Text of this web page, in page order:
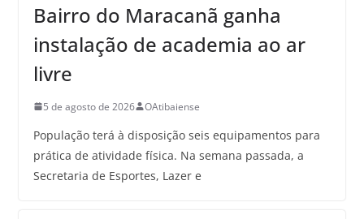
Bairro do Maracanã ganha
instalação de academia ao ar
livre
5 de agosto de 2026 OAtibaiense
População terá à disposição seis equipamentos para
prática de atividade física. Na semana passada, a
Secretaria de Esportes, Lazer e